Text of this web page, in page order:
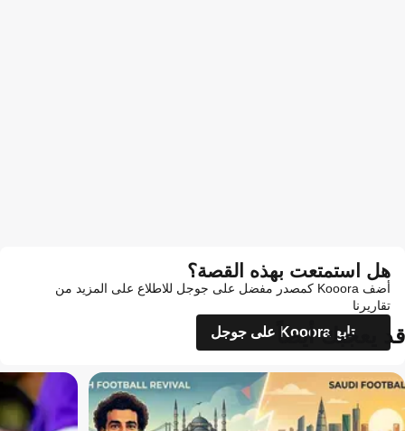
هل استمتعت بهذه القصة؟
أضف Kooora كمصدر مفضل على جوجل للاطلاع على المزيد من
تقاريرنا
تابع Kooora على جوجل
قد يعجبك أيضاً